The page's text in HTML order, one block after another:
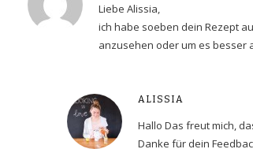
Liebe Alissia,
ich habe soeben dein Rezept
anzusehen oder um es besser
ALISSIA
Hallo Das freut mich,
Danke für dein